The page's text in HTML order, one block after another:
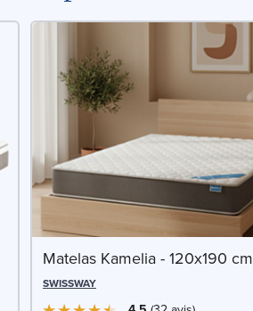
Matelas Kamelia - 120x190 cm
SWISSWAY